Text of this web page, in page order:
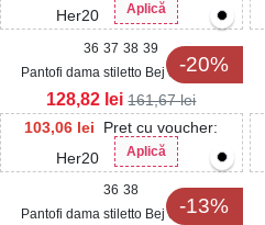
Her20
Aplică
-20%
36 37 38 39
Pantofi dama stiletto Bej din Piele
Ecologica Intoarsa Adeliz
103,06 lei
Pret cu voucher:
Her20
Aplică
128,82 lei 161,67lei
-13%
36 38
Pantofi dama stiletto Bej din Piele